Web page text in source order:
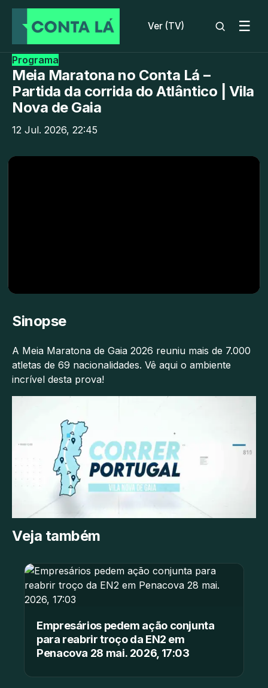
Ver (TV) ☰
Programa
Meia Maratona no Conta Lá –
Partida da corrida do Atlântico | Vila
Nova de Gaia
12 Jul. 2026, 22:45
Sinopse
A Meia Maratona de Gaia 2026 reuniu mais de 7.000
atletas de 69 nacionalidades. Vê aqui o ambiente
incrível desta prova!
Veja também
Empresários pedem ação conjunta
para reabrir troço da EN2 em
Penacova 28 mai. 2026, 17:03